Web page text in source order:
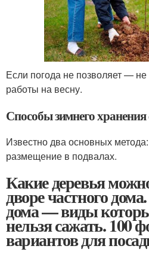
Если погода не позволяет —
работы на весну.
Способы зимнего хранения
Известно два основных
размещение в подвалах.
Какие деревья
дворе частного
дома — виды
нельзя сажать. 100
вариантов для